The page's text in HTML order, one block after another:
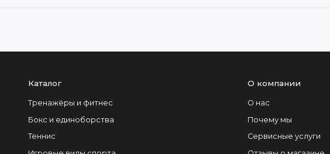
Каталог
Тренажёры и фитнес
Бокс и единоборства
Теннис
О компании
О нас
Почему мы
Сервисные услуги